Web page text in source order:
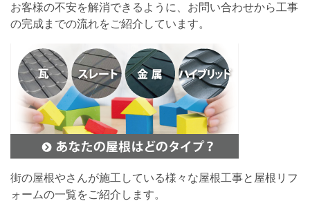
お客様の不安を解消できるように、お問い合わせから工事
の完成までの流れをご紹介しています。
街の屋根やさんが施工している様々な屋根工事と屋根リフ
ォームの一覧をご紹介します。